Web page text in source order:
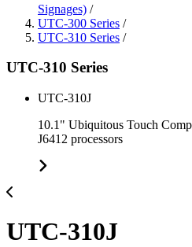
Signages) /
UTC-300 Series /
UTC-310 Series /
UTC-310 Series
UTC-310J
10.1" Ubiquitous Touch
J6412 processors
UTC-310J